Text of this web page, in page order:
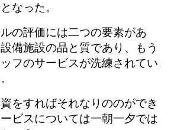
なった。
の評価には二つの要素があ
備施設の品と質であり、もう
フのサービスが洗練されてい
をすればそれなりののができ
ビスについては一朝一夕では